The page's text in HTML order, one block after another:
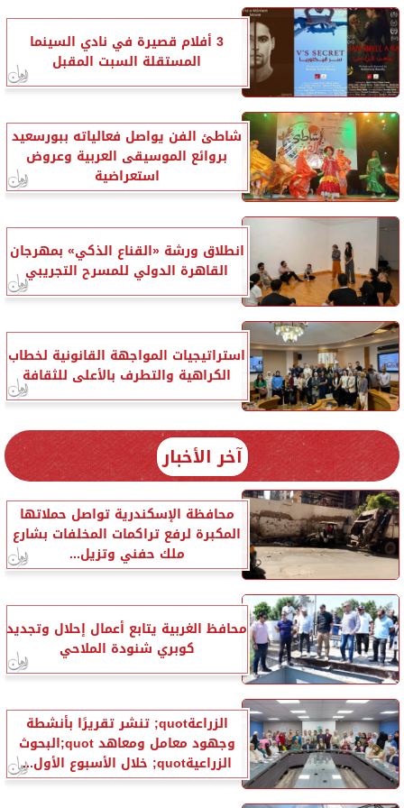
3 أفلام قصيرة في نادي السينما
المستقلة السبت المقبل
شاطئ الفن يواصل فعالياته ببورسعيد
بروائع الموسيقى العربية وعروض
استعراضية
انطلاق ورشة «القناع الذكي» بمهرجان
القاهرة الدولي للمسرح التجريبي
استراتيجيات المواجهة القانونية لخطاب
الكراهية والتطرف بالأعلى للثقافة
آخر الأخبار
محافظة الإسكندرية تواصل حملاتها
المكبرة لرفع تراكمات المخلفات بشارع
ملك حفني وتزيل...
محافظ الغربية يتابع أعمال إحلال وتجديد
كوبري شنودة الملاحي
الزراعةquot; تنشر تقريرًا بأنشطة
وجهود معامل ومعاهد quot;البحوث
الزراعيةquot; خلال الأسبوع الأول...